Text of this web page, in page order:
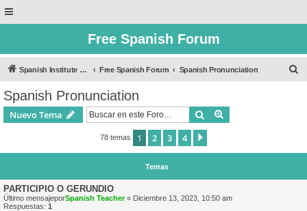
Free Spanish Forum
Spanish Institute of Puebla Free Spanish Forum Spanish Pronunciation
Spanish Pronunciation
Nuevo Tema Buscar
78 temas 1 2 3 4
Temas
PARTICIPIO O GERUNDIO
Último mensajeporSpanish Teacher« Diciembre 13, 2023, 10:50 am
Respuestas: 1